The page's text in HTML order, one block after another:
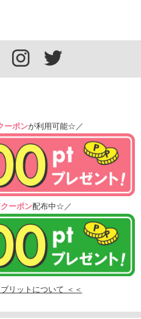
ーポンが利用可能☆／
ーポン配布中☆／
リットについて ＜＜